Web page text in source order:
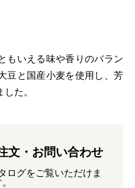
もいえる味や香りのバラン
豆と国産小麦を使用し、芳
た。
文・お問い合わせ
ログをご覧いただけま